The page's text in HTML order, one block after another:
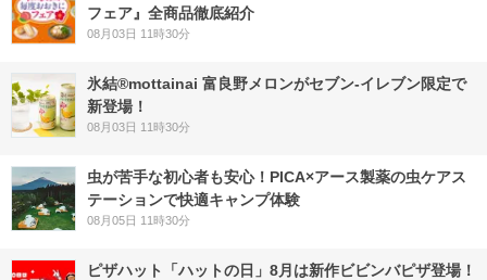
フェア』全商品徹底紹介
08月03日 11時30分
氷結®mottainai 富良野メロンがセブン‐イレブン限定で
新登場！
08月03日 11時30分
虫が苦手な初心者も安心！PICA×アース製薬の虫ケアス
テーションで快適キャンプ体験
08月05日 11時30分
ピザハット「ハットの日」8月は新作ビビンバピザ登場！